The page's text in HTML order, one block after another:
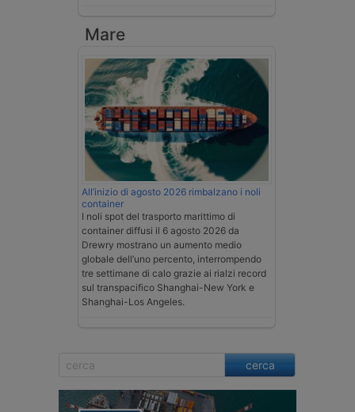
Mare
All’inizio di agosto 2026 rimbalzano i noli
container
I noli spot del trasporto marittimo di
container diffusi il 6 agosto 2026 da
Drewry mostrano un aumento medio
globale dell’uno percento, interrompendo
tre settimane di calo grazie ai rialzi record
sul transpacifico Shanghai-New York e
Shanghai-Los Angeles.
cerca